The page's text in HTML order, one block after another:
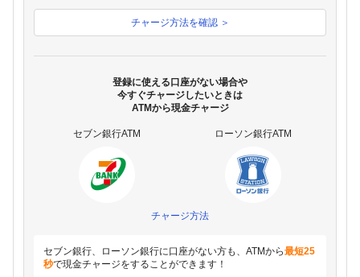
チャージ方法を確認 ＞
登録に使える口座がない場合や
今すぐチャージしたいときは
ATMから現金チャージ
セブン銀行ATM ローソン銀行ATM
チャージ方法
セブン銀行、ローソン銀行に口座がない方も、ATMから最短25
秒で現金チャージをすることができます！